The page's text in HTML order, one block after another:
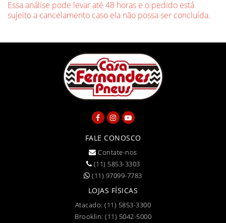
Essa análise pode levar até 48 horas e o pedido está
sujeito a cancelamento caso ela não possa ser concluída.
FALE CONOSCO
Contate-nos
(11) 5853-3303
(11) 97099-7783
LOJAS FÍSICAS
Atacado:(11) 5853-3300
Brooklin: (11) 5042-5000